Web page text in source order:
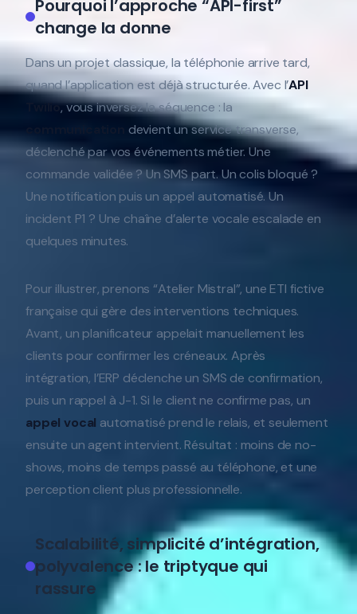
Pourquoi l’approche “API-first”
change la donne
Dans un projet classique, la téléphonie arrive tard,
quand l’application est déjà structurée. Avec l’API
Twilio, vous inversez la séquence : la
devient un service transverse,
déclenché par vos événements métier. Une
commande validée ? Un SMS part. Un colis bloqué ?
Une notification puis un appel automatisé. Un
incident P1 ? Une chaîne d’alerte vocale escalade en
quelques minutes.
Pour illustrer, prenons “Atelier Mistral”, une ETI fictive
française qui gère des interventions techniques.
Avant, un planificateur appelait manuellement les
clients pour confirmer les créneaux. Après
intégration, l’ERP déclenche un SMS de confirmation,
puis un rappel à J-1. Si le client ne confirme pas, un
appel vocal automatisé prend le relais, et seulement
ensuite un agent intervient. Résultat : moins de no-
shows, moins de temps passé au téléphone, et une
perception client plus professionnelle.
Scalabilité, simplicité d’intégration,
polyvalence : le triptyque qui
rassure